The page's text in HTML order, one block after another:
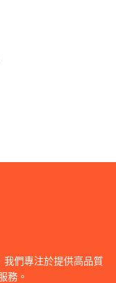
擇
們專注於提供高品質
務。